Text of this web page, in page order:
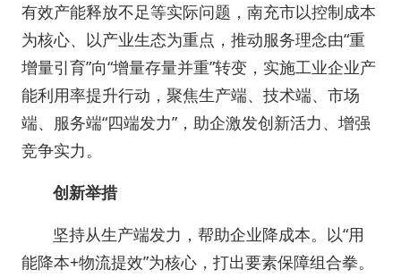
有效产能释放不足等实际问题，南充市以控制成本
为核心、以产业生态为重点，推动服务理念由“重
增量引育”向“增量存量并重”转变，实施工业企业产
能利用率提升行动，聚焦生产端、技术端、市场
端、服务端“四端发力”，助企激发创新活力、增强
竞争实力。
创新举措
坚持从生产端发力，帮助企业降成本。以“用
能降本+物流提效”为核心，打出要素保障组合拳。